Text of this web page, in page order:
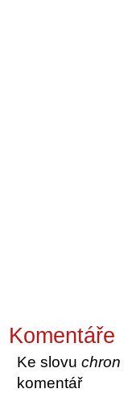
Komentáře
Ke slovuchron
komentář